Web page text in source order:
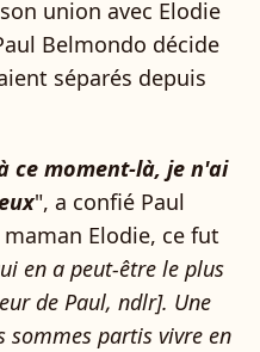
union avec Elodie
Belmondo décide
séparés depuis
ce moment-là, je n'ai
", a confié Paul
maman Elodie, ce fut
en a peut-être le plus
de Paul, ndlr]. Une
sommes partis vivre en